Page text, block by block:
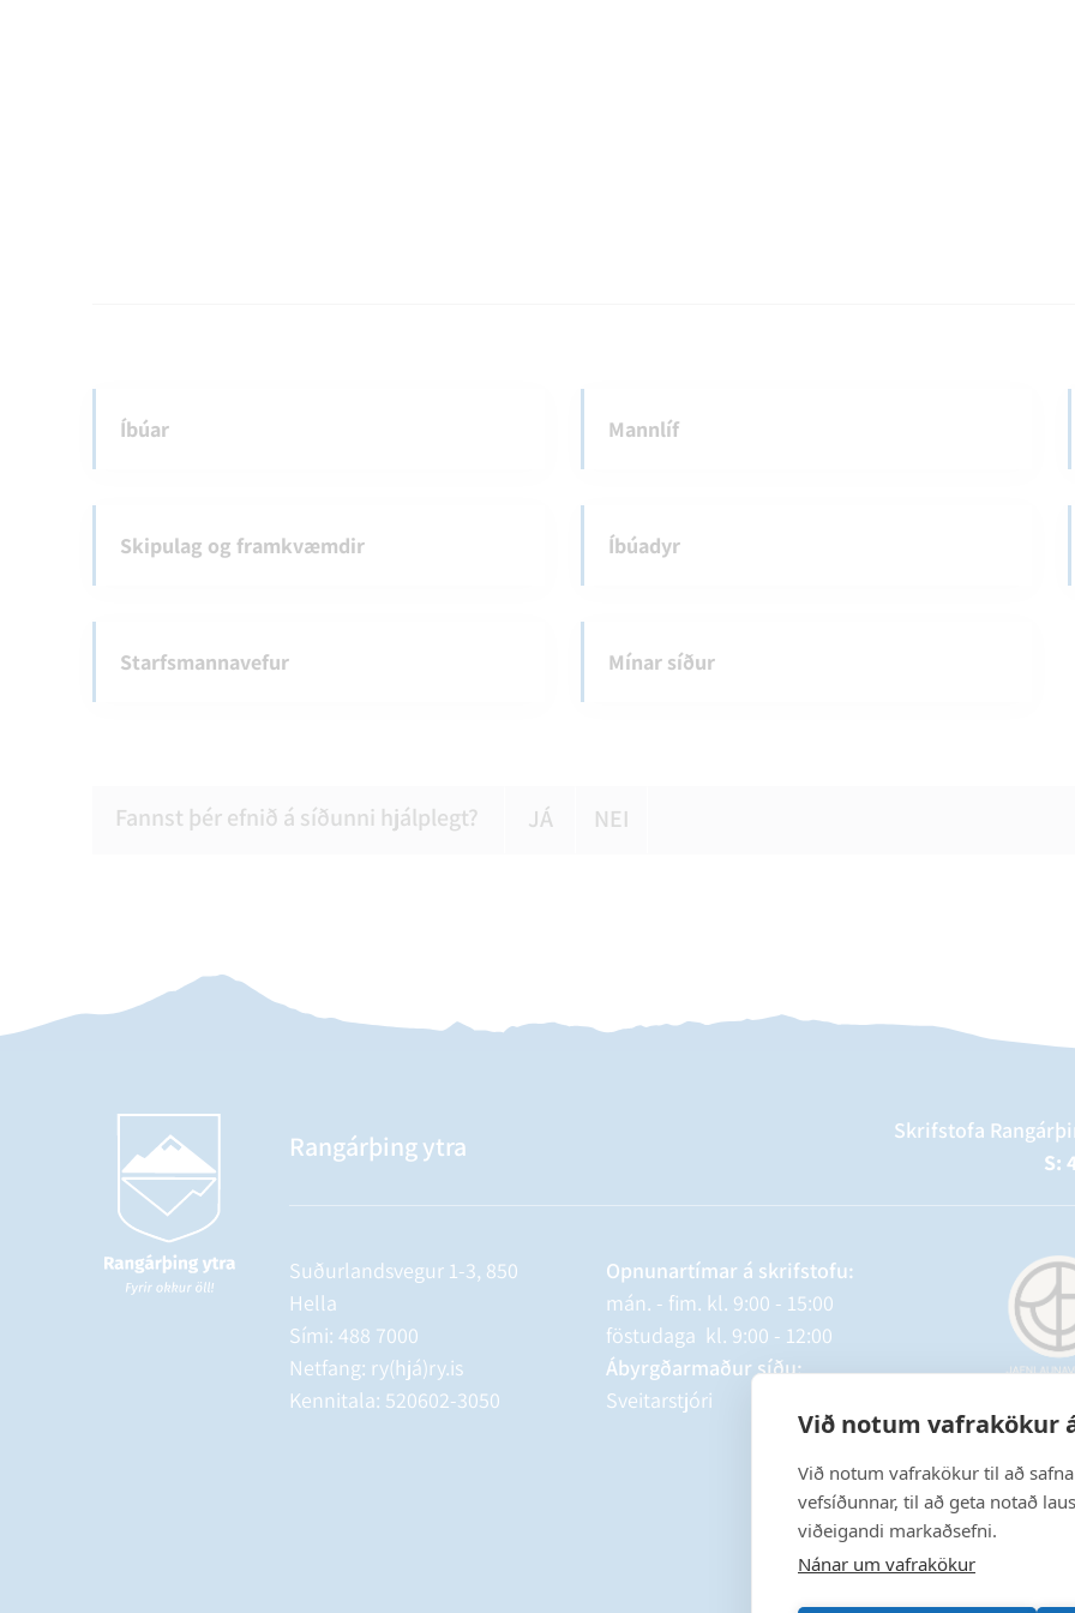
Við notum vafrakökur
Við notum vafrakökur til að
vefsíðunnar, til að geta notað
viðeigandi markaðsefni.
Nánar um vafrakökur
Íbúar Mannlíf
Skipulag og framkvæmdir Íbúadyr
Starfsmannavefur Mínar síður
Fannst þér efnið á síðunni hjálplegt? JÁ NEI
Rangárþing ytra
Skrifstofa
S:
Suðurlandsvegur 1-3, 850
Hella
Sími: 488 7000
Netfang: ry(hjá)ry.is
Kennitala: 520602-3050
Opnunartímar á skrifstofu:
mán. - fim. kl. 9:00 - 15:00
föstudaga kl. 9:00 - 12:00
Ábyrgðarmaður síðu:
Sveitarstjóri